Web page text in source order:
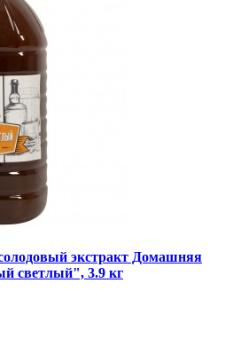
экстракт Домашняя
светлый", 3.9 кг